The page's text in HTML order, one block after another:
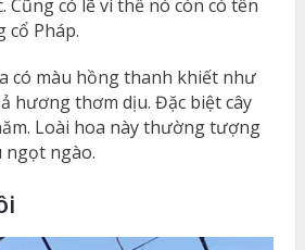
có lẽ vì thế nó còn có tên
cổ Pháp.
có màu hồng thanh khiết như
hương thơm dịu. Đặc biệt cây
Loài hoa này thường tượng
ngào.